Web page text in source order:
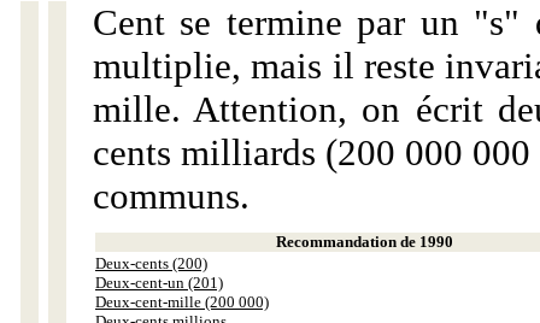
Cent se termine par un "s"
multiplie, mais il reste
mille. Attention, on écrit
cents milliards (200 000
communs.
Recommandation de 1990
Deux-cents (200)
Deux-cent-un (201)
Deux-cent-mille (200 000)